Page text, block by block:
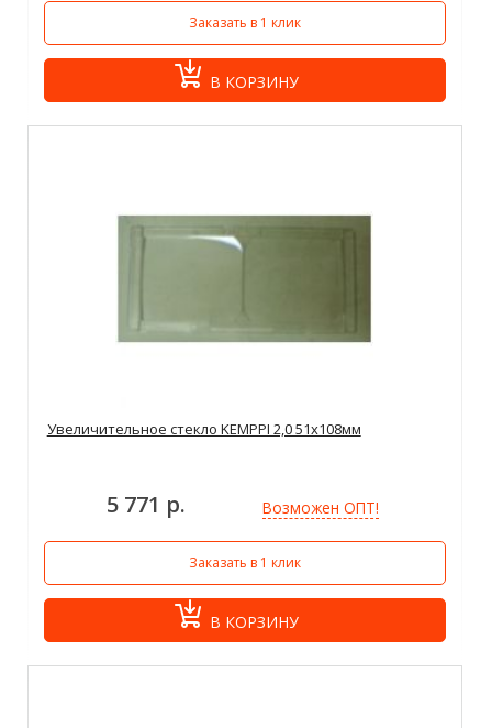
Заказать в 1 клик
В КОРЗИНУ
Увеличительное стекло KEMPPI 2,0 51x108мм
5 771 р. Возможен ОПТ!
Заказать в 1 клик
В КОРЗИНУ